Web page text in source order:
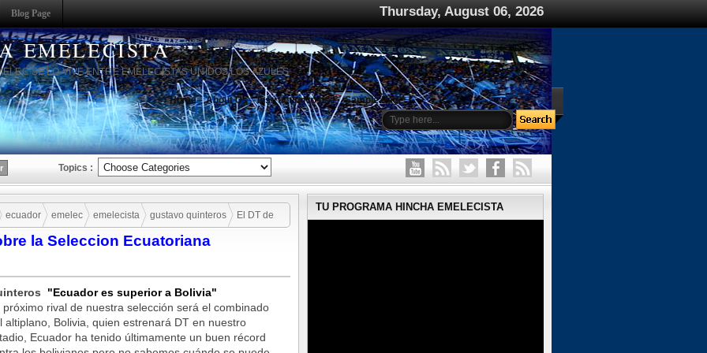
Blog Page Thursday, August 06, 2026
EMELECISTA
SE LO VIVE ENTRE EMELECISTAS UNIDOS LOS AZULES
Home About Us Instruction to use Sample Page
Topics :
ecuador emelec emelecista gustavo quinteros El DT de
la Seleccion Ecuatoriana
"Ecuador es superior a Bolivia"
próximo rival de nuestra selección será el combinado
altiplano, Bolivia, quien estrenará DT en nuestro
Ecuador ha tenido últimamente un buen récord
TU PROGRAMA HINCHA EMELECISTA